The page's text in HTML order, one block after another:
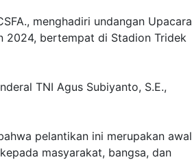
menghadiri undangan Upacara
2024, bertempat di Stadion Tridek
TNI Agus Subiyanto, S.E.,
pelantikan ini merupakan awal
masyarakat, bangsa, dan